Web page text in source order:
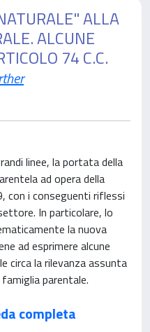
ALLA
ALCUNE
74 C.C.
linee, la portata della
ad opera della
con i conseguenti riflessi
In particolare, lo
la nuova
ad esprimere alcune
circa la rilevanza assunta
parentale.
completa